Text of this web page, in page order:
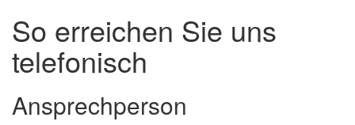
und
schließen
So erreichen Sie uns
telefonisch
Ansprechperson